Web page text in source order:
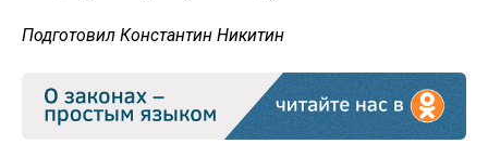
Подготовил Константин Никитин